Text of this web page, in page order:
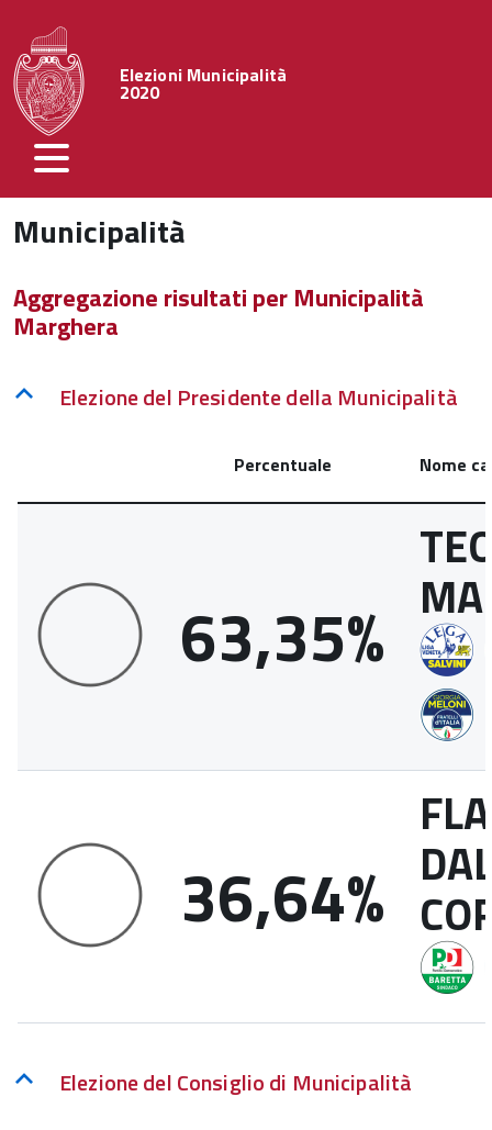
Elezioni Municipalità
2020
Municipalità
Aggregazione risultati per Municipalità
Marghera
Elezione del Presidente della Municipalità
Percentuale Nome
63,35%
36,64%
Elezione del Consiglio di Municipalità